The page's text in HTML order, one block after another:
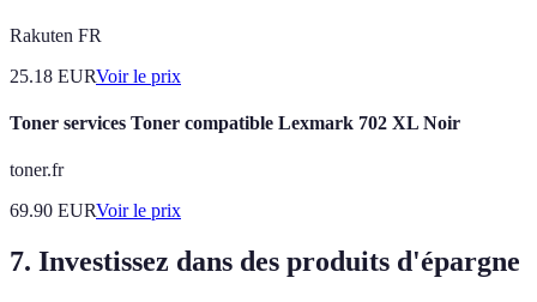
Rakuten FR
25.18 EURVoir le prix
Toner services Toner compatible Lexmark 702 XL Noir
toner.fr
69.90 EURVoir le prix
7. Investissez dans des produits d'épargne